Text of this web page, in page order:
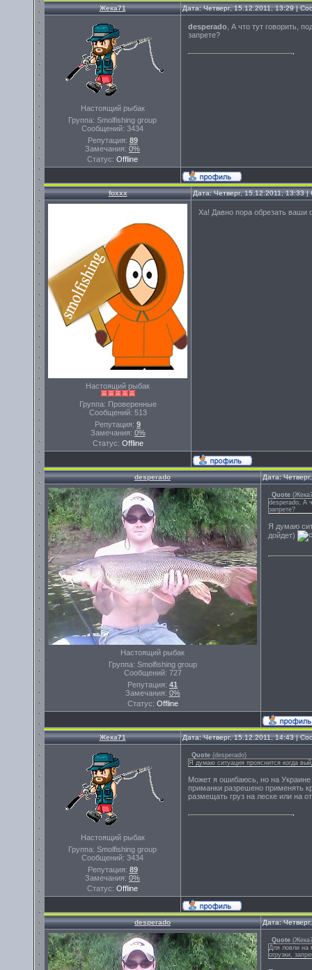
Жека71 Дата: Четверг, 15.12.2011, 13:29 |
Настоящий рыбак
Группа: Smolfishing group
Сообщений: 3434
Репутация: 89
Замечания: 0%
Статус: Offline
desperado , А что тут говорить,
запрете?
foxxx Дата: Четверг, 15.12.2011, 13:33
Настоящий рыбак
Группа: Проверенные
Сообщений: 513
Репутация: 9
Замечания: 0%
Статус: Offline
Ха! Давно пора обрезать ваши
desperado Дата:
Настоящий рыбак
Группа: Smolfishing group
Сообщений: 727
Репутация: 41
Замечания: 0%
Статус: Offline
Quote (
desperado, А
запрете?
Я думаю
дойдет)
Жека71 Дата: Четверг, 15.12.2011, 14:43 |
Настоящий рыбак
Группа: Smolfishing group
Сообщений: 3434
Репутация: 89
Замечания: 0%
Статус: Offline
Quote (desperado)
Я думаю ситуация прояснится когда
Может я ошибаюсь, но на
приманки разрешено применять
размещать груз на леске или на
desperado Дата:
Quote (
Для ловли на
огрузки,